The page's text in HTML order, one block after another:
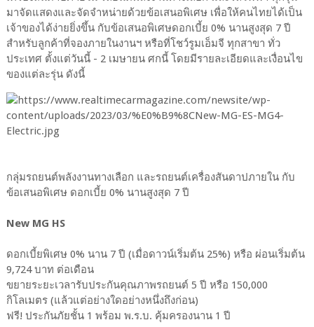
มาจัดแสดงและจัดจำหน่ายด้วยข้อเสนอพิเศษ เพื่อให้คนไทยได้เป็น
เจ้าของได้ง่ายยิ่งขึ้น กับข้อเสนอพิเศษดอกเบี้ย 0% นานสูงสุด 7 ปี
สำหรับลูกค้าที่จองภายในงานฯ หรือที่โชว์รูมเอ็มจี ทุกสาขา ทั่ว
ประเทศ ตั้งแต่วันนี้ - 2 เมษายน ศกนี้ โดยมีรายละเอียดและเงื่อนไข
ของแต่ละรุ่น ดังนี้
กลุ่มรถยนต์พลังงานทางเลือก และรถยนต์เครื่องสันดาปภายใน กับ
ข้อเสนอพิเศษ ดอกเบี้ย 0% นานสูงสุด 7 ปี
New MG HS
ดอกเบี้ยพิเศษ 0% นาน 7 ปี (เมื่อดาวน์เริ่มต้น 25%) หรือ ผ่อนเริ่มต้น
9,724 บาท ต่อเดือน
ขยายระยะเวลารับประกันคุณภาพรถยนต์ 5 ปี หรือ 150,000
กิโลเมตร (แล้วแต่อย่างใดอย่างหนึ่งถึงก่อน)
ฟรี! ประกันภัยชั้น 1 พร้อม พ.ร.บ. คุ้มครองนาน 1 ปี